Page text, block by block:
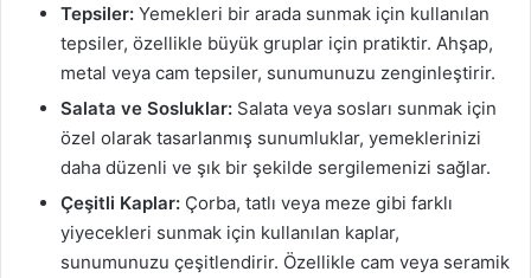
Tepsiler: Yemekleri bir arada sunmak için kullanılan
tepsiler, özellikle büyük gruplar için pratiktir. Ahşap,
metal veya cam tepsiler, sunumunuzu zenginleştirir.
Salata ve Sosluklar: Salata veya sosları sunmak için
özel olarak tasarlanmış sunumluklar, yemeklerinizi
daha düzenli ve şık bir şekilde sergilemenizi sağlar.
Çeşitli Kaplar: Çorba, tatlı veya meze gibi farklı
yiyecekleri sunmak için kullanılan kaplar,
sunumunuzu çeşitlendirir. Özellikle cam veya seramik